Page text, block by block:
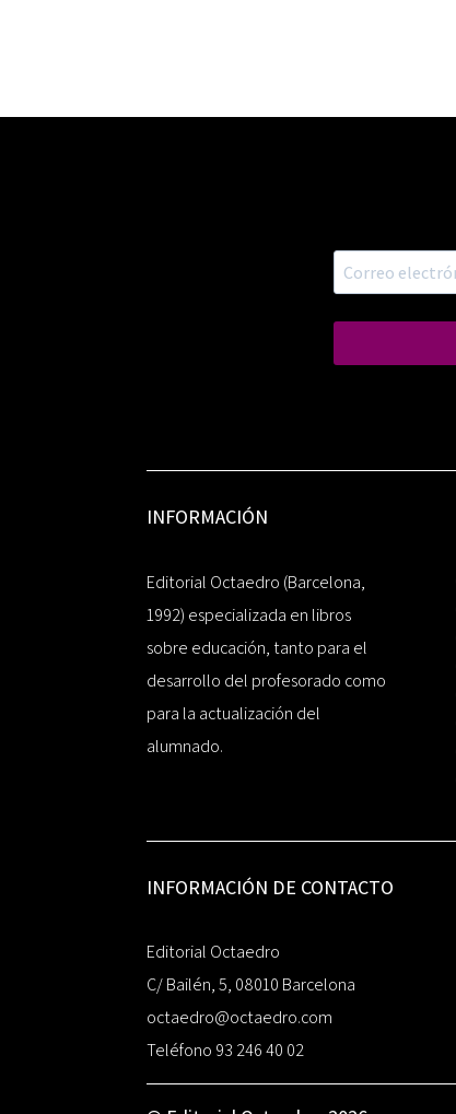
INFORMACIÓN
Editorial Octaedro (Barcelona,
1992) especializada en libros
sobre educación, tanto para el
desarrollo del profesorado como
para la actualización del
alumnado.
INFORMACIÓN DE CONTACTO
Editorial Octaedro
C/ Bailén, 5, 08010 Barcelona
octaedro@octaedro.com
Teléfono 93 246 40 02